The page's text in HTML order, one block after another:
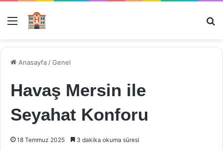
Menü
Anasayfa /Genel
Havaş Mersin ile
Seyahat Konforu
18 Temmuz 2025 3 dakika okuma süresi